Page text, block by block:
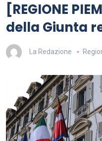
[REGIONE
della Giunta
La Redazione